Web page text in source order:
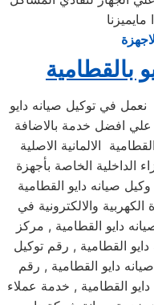
بالقطامية
نعمل في توكيل صيانه دايو
افضل خدمة بالاضافة
الالمانية الاصلية
الداخلية الخاصة بأجهزة
صيانه دايو القطامية
والالكترونية في
دايو القطامية , مركز
القطامية , رقم توكيل
دايو القطامية , رقم
القطامية , خدمة عملاء